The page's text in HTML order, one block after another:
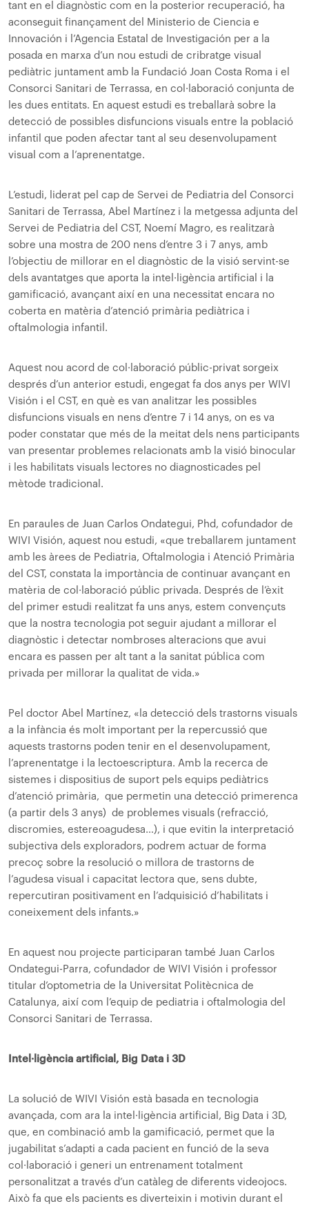
tant en el diagnòstic com en la posterior recuperació, ha
aconseguit finançament del Ministerio de Ciencia e
Innovación i l’Agencia Estatal de Investigación per a la
posada en marxa d’un nou estudi de cribratge visual
pediàtric juntament amb la Fundació Joan Costa Roma i el
Consorci Sanitari de Terrassa, en col·laboració conjunta de
les dues entitats. En aquest estudi es treballarà sobre la
detecció de possibles disfuncions visuals entre la població
infantil que poden afectar tant al seu desenvolupament
visual com a l’aprenentatge.
L’estudi, liderat pel cap de Servei de Pediatria del Consorci
Sanitari de Terrassa, Abel Martínez i la metgessa adjunta del
Servei de Pediatria del CST, Noemí Magro, es realitzarà
sobre una mostra de 200 nens d’entre 3 i 7 anys, amb
l’objectiu de millorar en el diagnòstic de la visió servint-se
dels avantatges que aporta la intel·ligència artificial i la
gamificació, avançant així en una necessitat encara no
coberta en matèria d’atenció primària pediàtrica i
oftalmologia infantil.
Aquest nou acord de col·laboració públic-privat sorgeix
després d’un anterior estudi, engegat fa dos anys per WIVI
Visión i el CST, en què es van analitzar les possibles
disfuncions visuals en nens d’entre 7 i 14 anys, on es va
poder constatar que més de la meitat dels nens participants
van presentar problemes relacionats amb la visió binocular
i les habilitats visuals lectores no diagnosticades pel
mètode tradicional.
En paraules de Juan Carlos Ondategui, Phd, cofundador de
WIVI Visión, aquest nou estudi, «que treballarem juntament
amb les àrees de Pediatria, Oftalmologia i Atenció Primària
del CST, constata la importància de continuar avançant en
matèria de col·laboració públic privada. Després de l’èxit
del primer estudi realitzat fa uns anys, estem convençuts
que la nostra tecnologia pot seguir ajudant a millorar el
diagnòstic i detectar nombroses alteracions que avui
encara es passen per alt tant a la sanitat pública com
privada per millorar la qualitat de vida.»
Pel doctor Abel Martínez, «la detecció dels trastorns visuals
a la infància és molt important per la repercussió que
aquests trastorns poden tenir en el desenvolupament,
l’aprenentatge i la lectoescriptura. Amb la recerca de
sistemes i dispositius de suport pels equips pediàtrics
d’atenció primària, que permetin una detecció primerenca
(a partir dels 3 anys) de problemes visuals (refracció,
discromies, estereoagudesa…), i que evitin la interpretació
subjectiva dels exploradors, podrem actuar de forma
precoç sobre la resolució o millora de trastorns de
l’agudesa visual i capacitat lectora que, sens dubte,
repercutiran positivament en l’adquisició d’habilitats i
coneixement dels infants.»
En aquest nou projecte participaran també Juan Carlos
Ondategui-Parra, cofundador de WIVI Visión i professor
titular d’optometria de la Universitat Politècnica de
Catalunya, així com l’equip de pediatria i oftalmologia del
Consorci Sanitari de Terrassa.
Intel·ligència artificial, Big Data i 3D
La solució de WIVI Visión està basada en tecnologia
avançada, com ara la intel·ligència artificial, Big Data i 3D,
que, en combinació amb la gamificació, permet que la
jugabilitat s’adapti a cada pacient en funció de la seva
col·laboració i generi un entrenament totalment
personalitzat a través d’un catàleg de diferents videojocs.
Això fa que els pacients es diverteixin i motivin durant el